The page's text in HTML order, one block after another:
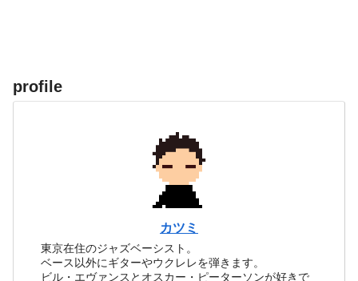
profile
カツミ
東京在住のジャズベーシスト。
ベース以外にギターやウクレレを弾きます。
ビル・エヴァンスとオスカー・ピーターソンが好きで